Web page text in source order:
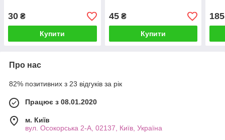
30 ₴
Купити
45₴
Купити
185
Про нас
82% позитивних з 23 відгуків за рік
Працює з 08.01.2020
м. Київ
вул. Осокорська 2-А, 02137, Київ, Україна